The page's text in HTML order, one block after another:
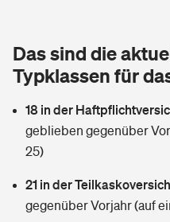
Tools
Wer versichert was: Jetzt
Sie haben Fragen?
Glasversicherung
Mietkautionsversicherung
Restkreditversicherung
Kinderunfall­ver­si­che­rung
Kinderinvalidität
Hundehalter-Haftpflicht
Dread-Disease-Versicherung
Tierkrankenversicherung
Zur Übersicht
Tools
Das sind die
Typklassen für
18 in der
geblieben gegenüber
25)
21 in der
gegenüber Vorjahr (auf